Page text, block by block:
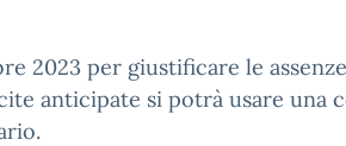
2023 per giustificare le
anticipate si potrà usare una